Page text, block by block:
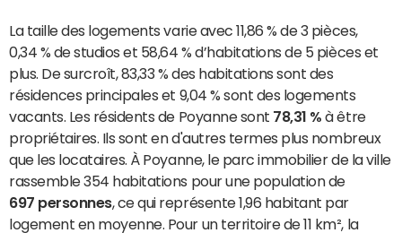
La taille des logements varie avec 11,86 % de 3 pièces,
0,34 % de studios et 58,64 % d’habitations de 5 pièces et
plus. De surcroît, 83,33 % des habitations sont des
résidences principales et 9,04 % sont des logements
vacants. Les résidents de Poyanne sont 78,31 % à être
propriétaires. Ils sont en d'autres termes plus nombreux
que les locataires. À Poyanne, le parc immobilier de la ville
rassemble 354 habitations pour une population de
697 personnes, ce qui représente 1,96 habitant par
logement en moyenne. Pour un territoire de 11 km², la